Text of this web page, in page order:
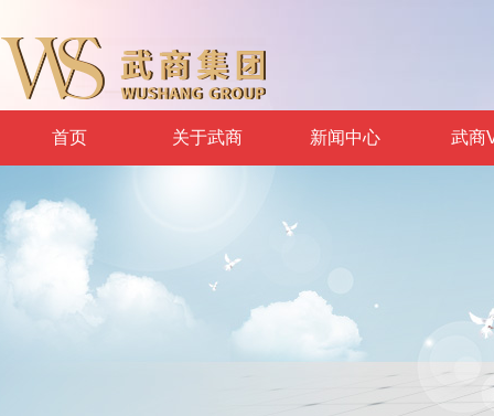
首页 关于武商 新闻中心 武商